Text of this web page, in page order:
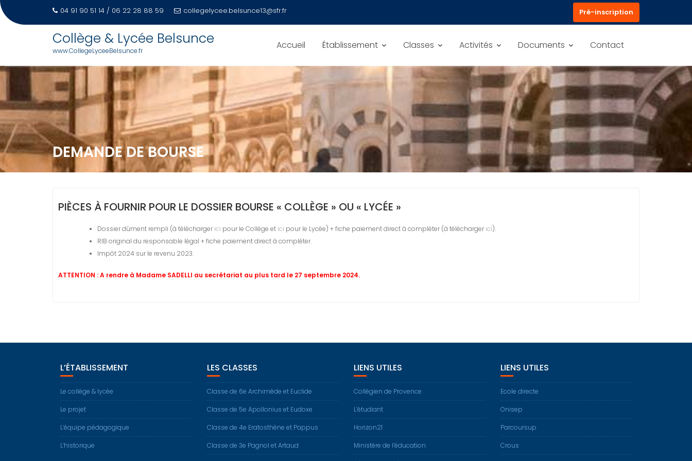
Skip
04 91 90 51 14 / 06 22 28 88 59 collegelycee.belsunce13@sfr.fr Pré-inscription
Collège & Lycée Belsunce
www.CollegeLyceeBelsunce.fr Accueil Établissement Classes Activités Documents Contact
DEMANDE DE BOURSE
PIÈCES À FOURNIR POUR LE DOSSIER BOURSE « COLLÈGE » OU « LYCÉE »
Dossier dûment rempli (à télécharger ici pour le Collège et ici pour le Lycée) + fiche paiement direct à compléter (à télécharger ici).
RIB original du responsable légal + fiche paiement direct à compléter.
Impôt 2024 sur le revenu 2023.
ATTENTION : A rendre à Madame SADELLI au secrétariat au plus tard le 27 septembre 2024.
L’ÉTABLISSEMENT
Le collège & lycée
Le projet
L’équipe pédagogique
L’historique
LES CLASSES
Classe de 6e Archimède et Euclide
Classe de 5e Apollonius et Eudoxe
Classe de 4e Eratosthène et Pappus
Classe de 3e Pagnol et Artaud
LIENS UTILES
Collégien de Provence
L’étudiant
Horizon21
Ministère de l’éducation
LIENS UTILES
Ecole directe
Onisep
Parcoursup
Crous